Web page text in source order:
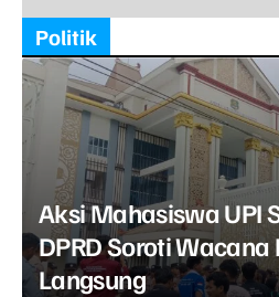
Politik
Aksi Mahasiswa UPI
DPRD Soroti
Langsung